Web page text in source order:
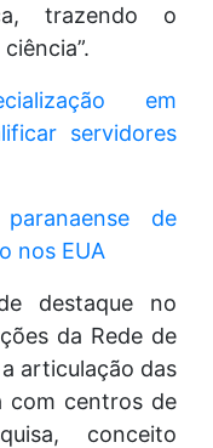
trazendo o
em
servidores
de
nos EUA
destaque no
da Rede de
articulação das
com centros de
conceito